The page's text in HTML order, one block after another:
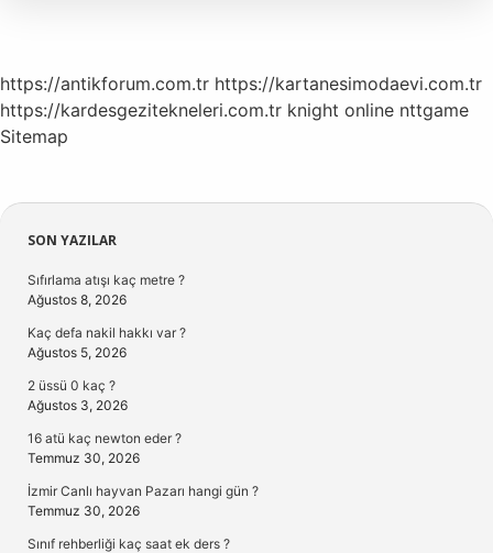
https://antikforum.com.tr https://kartanesimodaevi.com.tr
https://kardesgezitekneleri.com.tr knight online nttgame
Sitemap
Sidebar
SON YAZILAR
Sıfırlama atışı kaç metre ?
Ağustos 8, 2026
Kaç defa nakil hakkı var ?
Ağustos 5, 2026
2 üssü 0 kaç ?
Ağustos 3, 2026
16 atü kaç newton eder ?
Temmuz 30, 2026
İzmir Canlı hayvan Pazarı hangi gün ?
Temmuz 30, 2026
Sınıf rehberliği kaç saat ek ders ?